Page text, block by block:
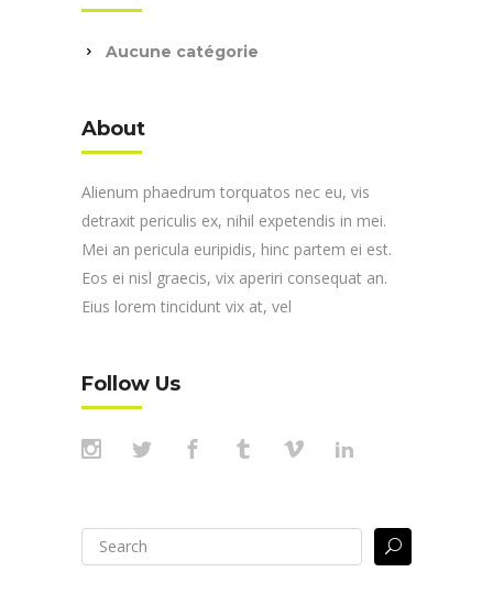
Aucune catégorie
About
Alienum phaedrum torquatos nec eu, vis
detraxit periculis ex, nihil expetendis in mei.
Mei an pericula euripidis, hinc partem ei est.
Eos ei nisl graecis, vix aperiri consequat an.
Eius lorem tincidunt vix at, vel
Follow Us